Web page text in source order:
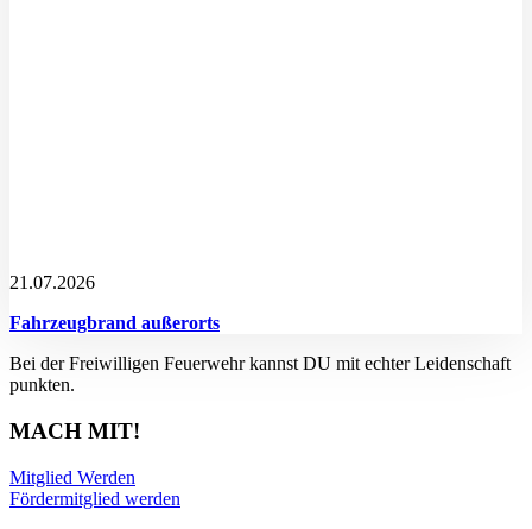
21.07.2026
Fahrzeugbrand außerorts
Bei der Freiwilligen Feuerwehr kannst DU mit echter Leidenschaft
punkten.
MACH MIT!
Mitglied Werden
Fördermitglied werden